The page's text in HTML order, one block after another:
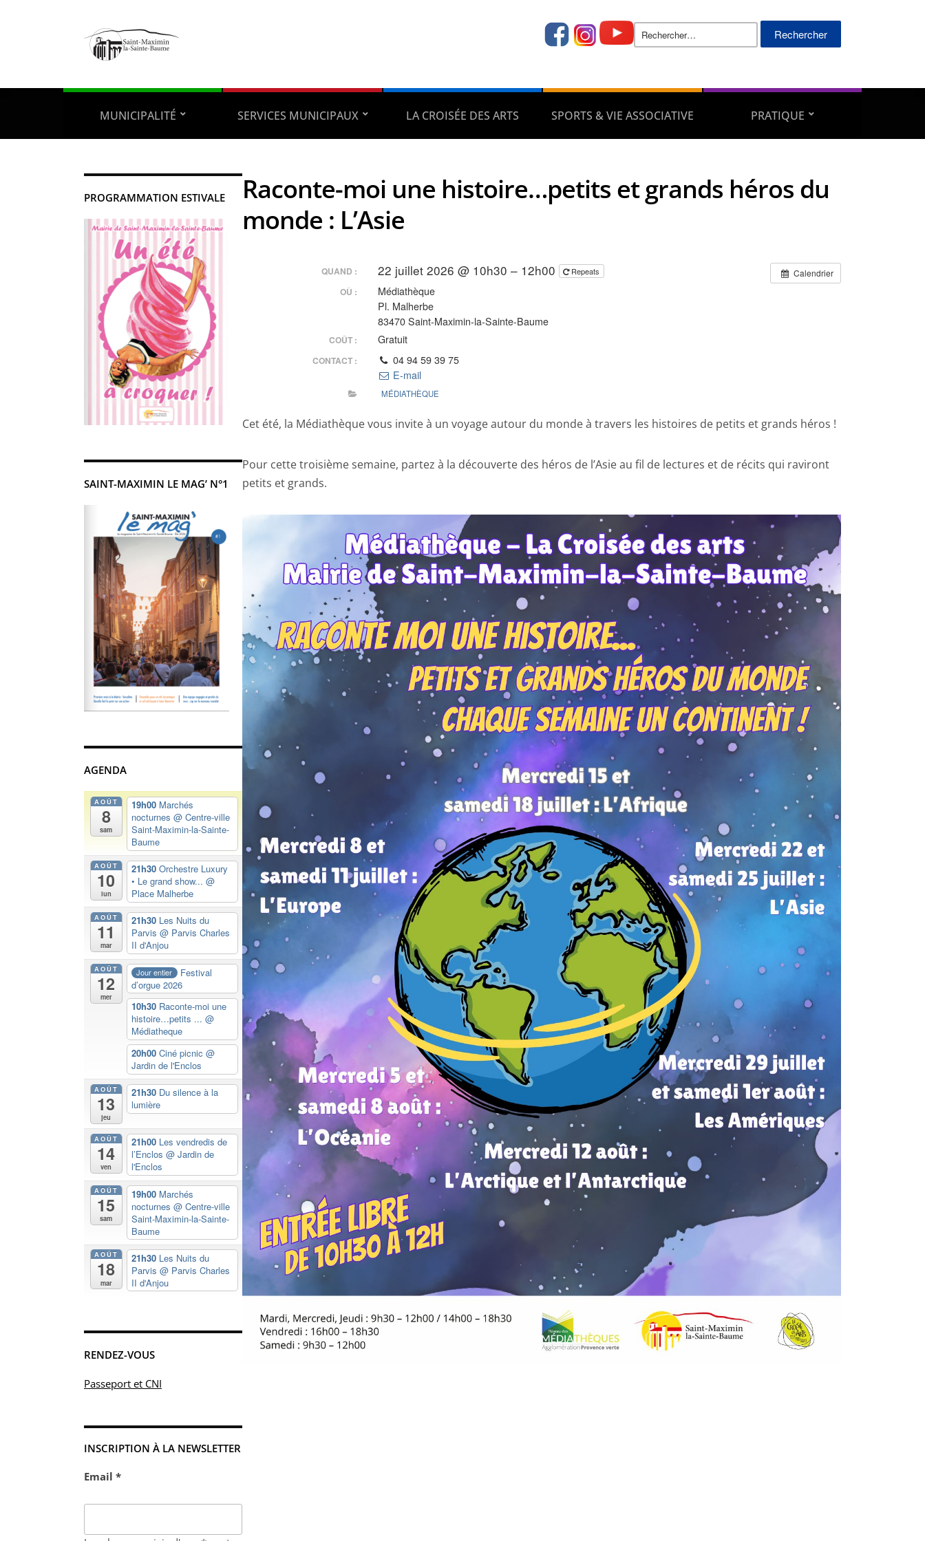
Rechercher :
MUNICIPALITÉ SERVICES MUNICIPAUX LA CROISÉE DES ARTS SPORTS & VIE ASSOCIATIVE PRATIQUE
PROGRAMMATION ESTIVALE
SAINT-MAXIMIN LE MAG’ N°1
AGENDA
AOÛT
8
sam
19h00 Marchés
nocturnes @ Centre-ville
Saint-Maximin-la-Sainte-
Baume
AOÛT
10
lun
21h30 Orchestre Luxury
• Le grand show... @
Place Malherbe
AOÛT
11
mar
21h30 Les Nuits du
Parvis @ Parvis Charles
II d'Anjou
AOÛT
12
mer
Jour entier
Festival
d’orgue 2026
10h30 Raconte-moi une
histoire…petits ... @
Médiatheque
20h00 Ciné picnic @
Jardin de l'Enclos
AOÛT
13
jeu
21h30 Du silence à la
lumière
AOÛT
14
ven
21h00 Les vendredis de
l’Enclos @ Jardin de
l'Enclos
AOÛT
15
sam
19h00 Marchés
nocturnes @ Centre-ville
Saint-Maximin-la-Sainte-
Baume
AOÛT
18
mar
21h30 Les Nuits du
Parvis @ Parvis Charles
II d'Anjou
RENDEZ-VOUS
Passeport et CNI
INSCRIPTION À LA NEWSLETTER
Email *
Raconte-moi une histoire…petits et grands héros du
monde : L’Asie
Calendrier
QUAND : 22 juillet 2026 @ 10h30 – 12h00 Repeats
OÙ :
Médiathèque
Pl. Malherbe
83470 Saint-Maximin-la-Sainte-Baume
COÛT : Gratuit
CONTACT :
04 94 59 39 75
E-mail
MÉDIATHÈQUE
Cet été, la Médiathèque vous invite à un voyage autour du monde à travers les histoires de petits et grands héros !
Pour cette troisième semaine, partez à la découverte des héros de l’Asie au fil de lectures et de récits qui raviront
petits et grands.